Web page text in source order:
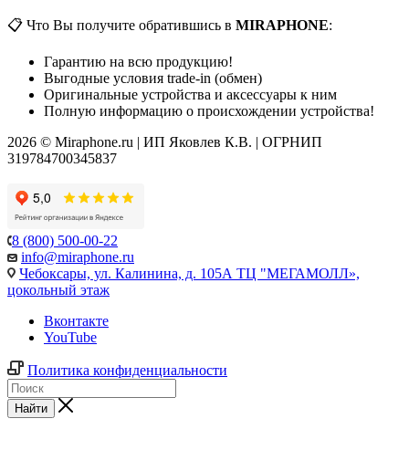
📋 Что Вы получите обратившись в MIRAPHONE:
Гарантию на всю продукцию!
Выгодные условия trade-in (обмен)
Оригинальные устройства и аксессуары к ним
Полную информацию о происхождении устройства!
2026 © Miraphone.ru | ИП Яковлев К.В. | ОГРНИП
319784700345837
8 (800) 500-00-22
info@miraphone.ru
Чебоксары, ул. Калинина, д. 105А ТЦ "МЕГАМОЛЛ»,
цокольный этаж
Вконтакте
YouTube
Политика конфиденциальности
Найти